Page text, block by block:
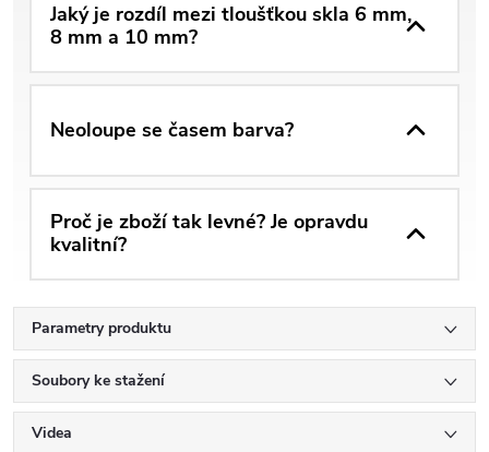
Jaký je rozdíl mezi tloušťkou skla 6 mm,
8 mm a 10 mm?
Neoloupe se časem barva?
Proč je zboží tak levné? Je opravdu
kvalitní?
Parametry produktu
Soubory ke stažení
Videa